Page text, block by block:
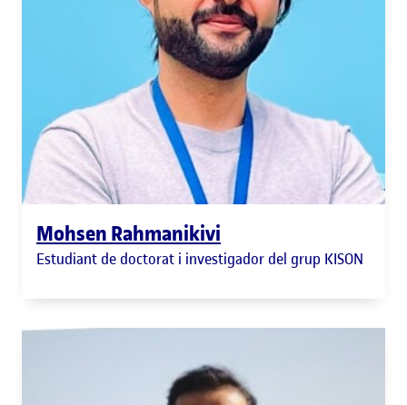
Mohsen Rahmanikivi
Estudiant de doctorat i investigador del grup KISON